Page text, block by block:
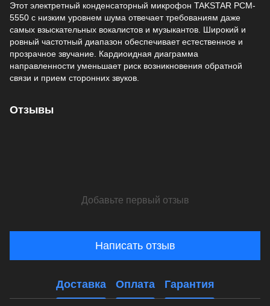
Этот электретный конденсаторный микрофон TAKSTAR PCM-
5550 с низким уровнем шума отвечает требованиям даже
самых взыскательных вокалистов и музыкантов. Широкий и
ровный частотный диапазон обеспечивает естественное и
прозрачное звучание. Кардиоидная диаграмма
направленности уменьшает риск возникновения обратной
связи и прием сторонних звуков.
Отзывы
Добавьте первый отзыв
Написать отзыв
Доставка Оплата Гарантия